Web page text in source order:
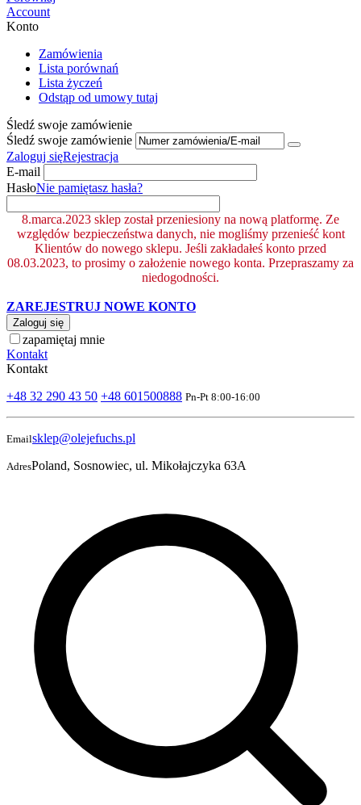
Account
Konto
Zamówienia
Lista porównań
Lista życzeń
Odstąp od umowy tutaj
Śledź swoje zamówienie
Śledź swoje zamówienie
Zaloguj sięRejestracja
E-mail
HasłoNie pamiętasz hasła?
8.marca.2023 sklep został przeniesiony na nową platformę. Ze
względów bezpieczeństwa danych, nie mogliśmy przenieść kont
Klientów do nowego sklepu. Jeśli zakładałeś konto przed
08.03.2023, to prosimy o założenie nowego konta. Przepraszamy za
niedogodności.
ZAREJESTRUJ NOWE KONTO
Zaloguj się
zapamiętaj mnie
Kontakt
Kontakt
+48 32 290 43 50 +48 601500888 Pn-Pt 8:00-16:00
Emailsklep@olejefuchs.pl
AdresPoland, Sosnowiec, ul. Mikołajczyka 63A